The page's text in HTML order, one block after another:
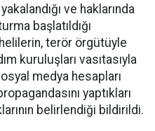
ve haklarında
başlatıldığı
terör örgütüyle
kuruluşları vasıtasıyla
medya hesapları
yaptıkları
belirlendiği bildirildi.